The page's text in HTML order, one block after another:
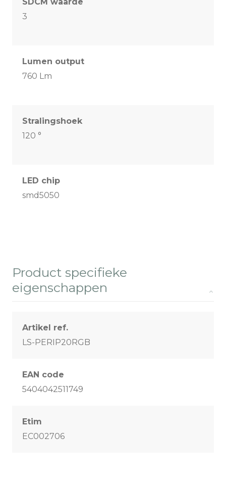
SDCM waarde
3
Lumen output
760 Lm
Stralingshoek
120 °
LED chip
smd5050
Product specifieke
eigenschappen
Artikel ref.
LS-PERIP20RGB
EAN code
5404042511749
Etim
EC002706